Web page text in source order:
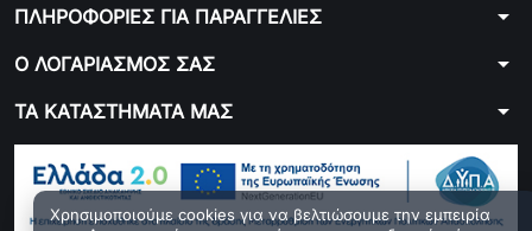
8996464029363,
ΠΛΗΡΟΦΟΡΙΕΣ ΓΙΑ ΠΑΡΑΓΓΕΛΙΕΣ arrow_drop_down
Ο ΛΟΓΑΡΙΑΣΜΟΣ ΣΑΣ arrow_drop_down
ΤΑ ΚΑΤΑΣΤΗΜΑΤΑ ΜΑΣ arrow_drop_down
Χρησιμοποιούμε cookies για να βελτιώσουμε την εμπειρία